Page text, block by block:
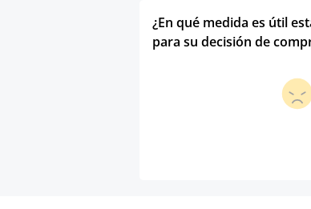
¿En qué medida es útil
para su decisión de